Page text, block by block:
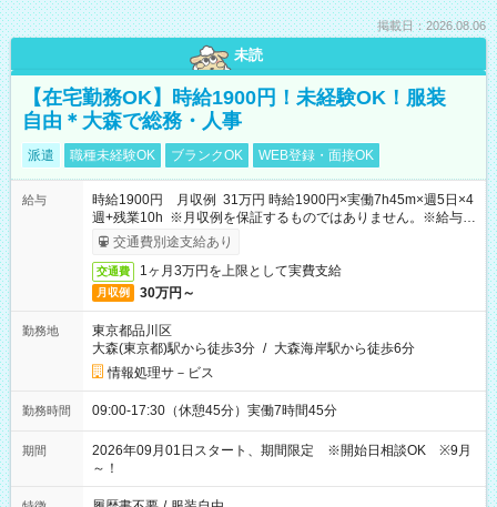
掲載日：2026.08.06
未読
【在宅勤務OK】時給1900円！未経験OK！服装
自由＊大森で総務・人事
派遣 職種未経験OK ブランクOK WEB登録・面接OK
給与
時給1900円 月収例 31万円 時給1900円×実働7h45m×週5日×4
週+残業10h ※月収例を保証するものではありません。※給与即
受取りサービス利用可（利用条件有）
交通費別途支給あり
交通費 1ヶ月3万円を上限として実費支給
月収例 30万円～
勤務地
東京都品川区
大森(東京都)駅から徒歩3分 / 大森海岸駅から徒歩6分
情報処理サ－ビス
勤務時間 09:00-17:30（休憩45分）実働7時間45分
期間
2026年09月01日スタート、期間限定 ※開始日相談OK ※9月
～！